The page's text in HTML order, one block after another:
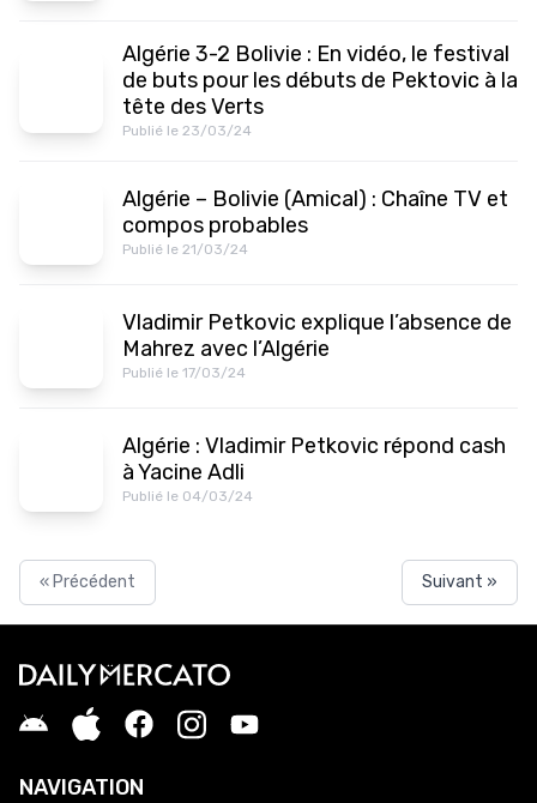
Algérie 3-2 Bolivie : En vidéo, le festival
de buts pour les débuts de Pektovic à la
tête des Verts
Publié le 23/03/24
Algérie – Bolivie (Amical) : Chaîne TV et
compos probables
Publié le 21/03/24
Vladimir Petkovic explique l’absence de
Mahrez avec l’Algérie
Publié le 17/03/24
Algérie : Vladimir Petkovic répond cash
à Yacine Adli
Publié le 04/03/24
« Précédent Suivant »
NAVIGATION